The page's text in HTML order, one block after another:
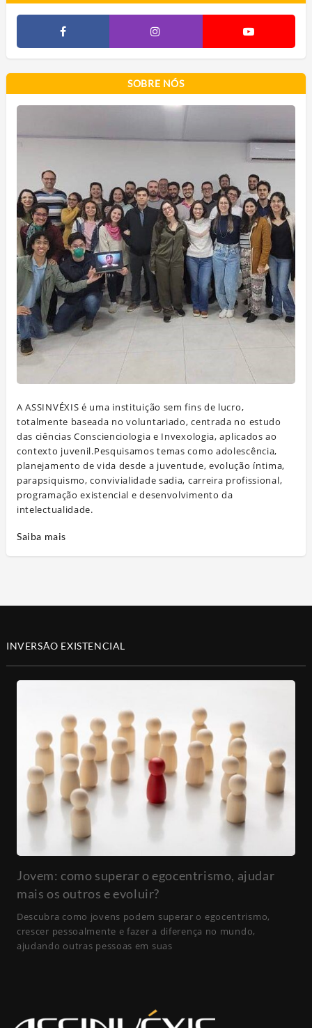
SOBRE NÓS
A ASSINVÉXIS é uma instituição sem fins de lucro,
totalmente baseada no voluntariado, centrada no estudo
das ciências Conscienciologia e Invexologia, aplicados ao
contexto juvenil.Pesquisamos temas como adolescência,
planejamento de vida desde a juventude, evolução íntima,
parapsiquismo, convivialidade sadia, carreira profissional,
programação existencial e desenvolvimento da
intelectualidade.
Saiba mais
INVERSÃO EXISTENCIAL
Jovem: como superar o egocentrismo, ajudar
mais os outros e evoluir?
Descubra como jovens podem superar o egocentrismo,
crescer pessoalmente e fazer a diferença no mundo,
ajudando outras pessoas em suas